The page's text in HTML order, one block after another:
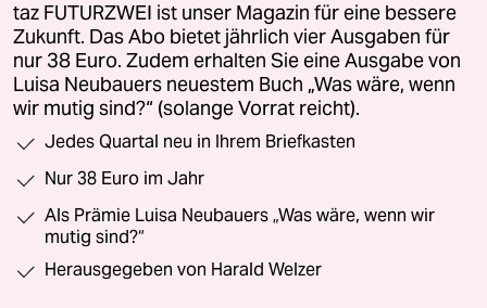
taz FUTURZWEI ist unser Magazin für eine bessere
Zukunft. Das Abo bietet jährlich vier Ausgaben für
nur 38 Euro. Zudem erhalten Sie eine Ausgabe von
Luisa Neubauers neuestem Buch „Was wäre, wenn
wir mutig sind?“ (solange Vorrat reicht).
Jedes Quartal neu in Ihrem Briefkasten
Nur 38 Euro im Jahr
Als Prämie Luisa Neubauers „Was wäre, wenn wir
mutig sind?“
Herausgegeben von Harald Welzer